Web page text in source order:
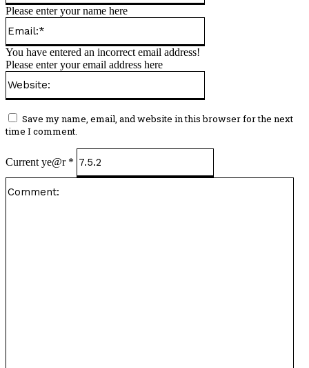
Please enter your name here
You have entered an incorrect email address!
Please enter your email address here
Save my name, email, and website in this browser for the next
time I comment.
Current ye@r *